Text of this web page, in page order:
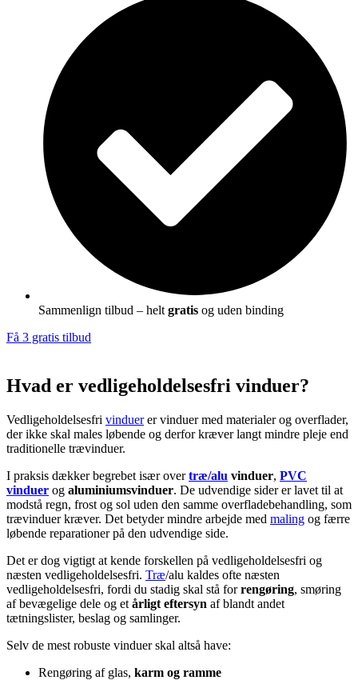
Sammenlign tilbud – helt gratis og uden binding
Få 3 gratis tilbud
Hvad er vedligeholdelsesfri vinduer?
Vedligeholdelsesfri vinduerer vinduer med materialer og overflader,
der ikke skal males løbende og derfor kræver langt mindre pleje end
traditionelle trævinduer.
I praksis dækker begrebet især overtræ/alu vinduer, PVC
vinduer og aluminiumsvinduer. De udvendige sider er lavet til at
modstå regn, frost og sol uden den samme overfladebehandling, som
trævinduer kræver. Det betyder mindre arbejde med maling og færre
løbende reparationer på den udvendige side.
Det er dog vigtigt at kende forskellen på vedligeholdelsesfri og
næsten vedligeholdelsesfri. Træ/alu kaldes ofte næsten
vedligeholdelsesfri, fordi du stadig skal stå forrengøring, smøring
af bevægelige dele og et årligt eftersyn af blandt andet
tætningslister, beslag og samlinger.
Selv de mest robuste vinduer skal altså have:
Rengøring af glas, karm og ramme